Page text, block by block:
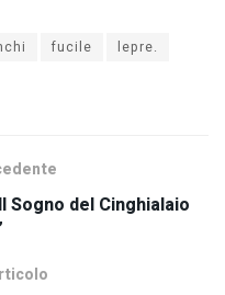
fucile
lepre.
Sogno del Cinghialaio